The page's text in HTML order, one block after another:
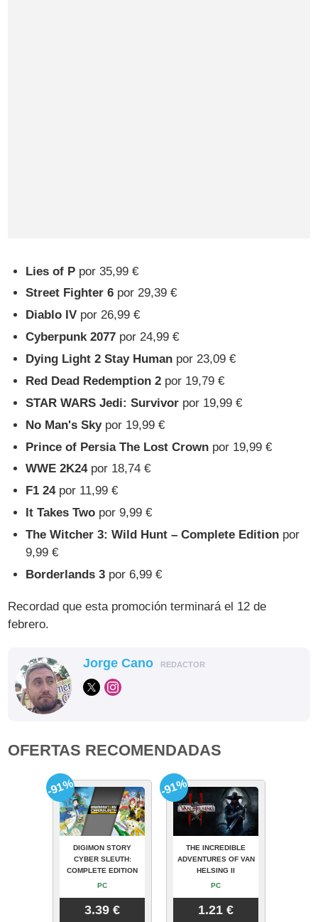
Lies of P por 35,99 €
Street Fighter 6 por 29,39 €
Diablo IV por 26,99 €
Cyberpunk 2077 por 24,99 €
Dying Light 2 Stay Human por 23,09 €
Red Dead Redemption 2 por 19,79 €
STAR WARS Jedi: Survivor por 19,99 €
No Man's Skypor 19,99 €
Prince of Persia The Lost Crown por 19,99 €
WWE 2K24por 18,74 €
F1 24por 11,99 €
It Takes Two por 9,99 €
The Witcher 3: Wild Hunt – Complete Edition por
9,99 €
Borderlands 3 por 6,99 €
Recordad que esta promoción terminará el 12 de
febrero.
Jorge Cano REDACTOR
OFERTAS RECOMENDADAS
DIGIMON STORY
CYBER SLEUTH:
COMPLETE EDITION
PC
3.39 €
-91%
THE INCREDIBLE
ADVENTURES OF VAN
HELSING II
PC
1.21 €
-91%